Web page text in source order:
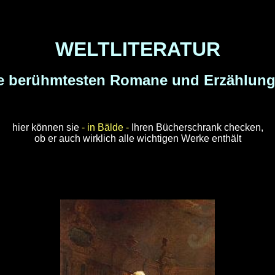
WELTLITERATUR
berühmtesten Romane und
hier können sie - in Bälde -Ihren Bücherschrank checken,
ob er auch wirklich alle wichtigen Werke enthält